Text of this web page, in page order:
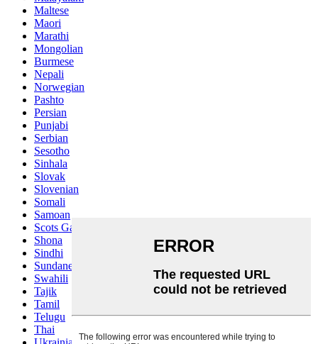
Maltese
Maori
Marathi
Mongolian
Burmese
Nepali
Norwegian
Pashto
Persian
Punjabi
Serbian
Sesotho
Sinhala
Slovak
Slovenian
Somali
Samoan
Scots Gaelic
Shona
Sindhi
Sundanese
Swahili
Tajik
Tamil
Telugu
Thai